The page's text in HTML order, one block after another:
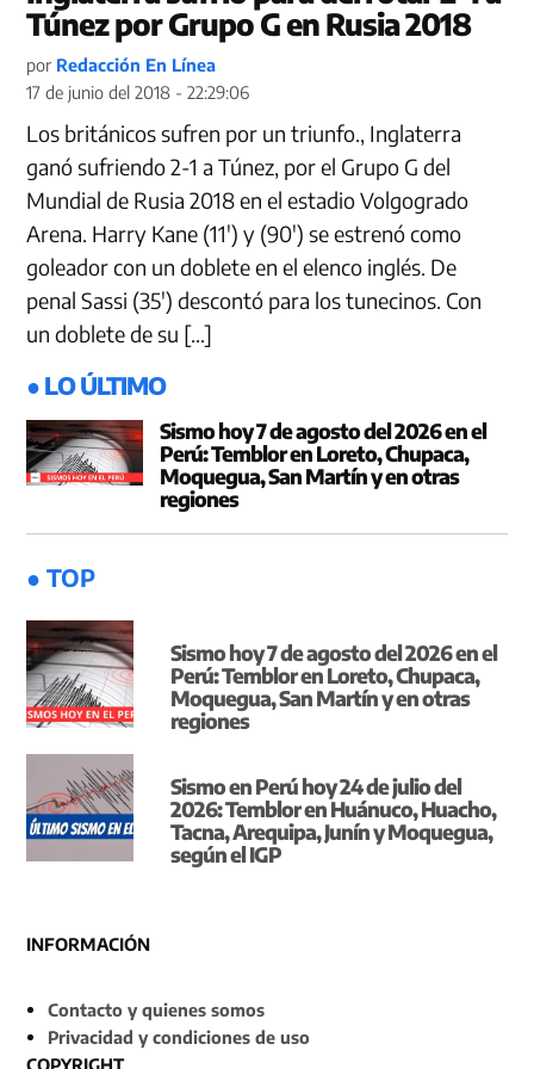
Túnez por Grupo G en Rusia 2018
por Redacción En Línea
17 de junio del 2018 - 22:29:06
Los británicos sufren por un triunfo., Inglaterra
ganó sufriendo 2-1 a Túnez, por el Grupo G del
Mundial de Rusia 2018 en el estadio Volgogrado
Arena. Harry Kane (11′) y (90′) se estrenó como
goleador con un doblete en el elenco inglés. De
penal Sassi (35′) descontó para los tunecinos. Con
un doblete de su […]
● LO ÚLTIMO
Sismo hoy 7 de agosto del 2026 en el
Perú: Temblor en Loreto, Chupaca,
Moquegua, San Martín y en otras
regiones
● TOP
Sismo hoy 7 de agosto del 2026 en el
Perú: Temblor en Loreto, Chupaca,
Moquegua, San Martín y en otras
regiones
Sismo en Perú hoy 24 de julio del
2026: Temblor en Huánuco, Huacho,
Tacna, Arequipa, Junín y Moquegua,
según el IGP
INFORMACIÓN
Contacto y quienes somos
Privacidad y condiciones de uso
COPYRIGHT